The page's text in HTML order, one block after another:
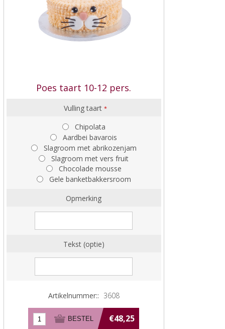
Poes taart 10-12 pers.
Vulling taart *
Chipolata
Aardbei bavarois
Slagroom met abrikozenjam
Slagroom met vers fruit
Chocolade mousse
Gele banketbakkersroom
Opmerking
Tekst (optie)
Artikelnummer:: 3608
€48,25